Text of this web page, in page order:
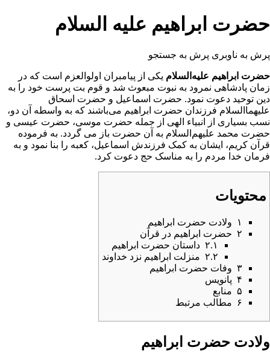
حضرت ابراهیم علیه السلام
پرش به ناوبری پرش به جستجو
حضرت ابراهیم علیه‌السلام یکی از پیامبران اولوالعزم است که در
زمان پادشاهی نمرود به نبوت مبعوث شد و قوم بت پرست خود را به
دین توحید دعوت نمود. حضرت اسماعیل و حضرت اسحاق
علیهماالسلام فرزندان حضرت ابراهیم می‌باشند که به واسطه آن دو،
نسب بسیاری از انبیاء الهی از جمله حضرت موسی، حضرت عیسی و
حضرت محمد علیهم‌السلام به آن حضرت باز می گردد. به فرموده
قرآن کریم، ایشان به کمک فرزندش اسماعیل، کعبه را بنا نمود و به
فرمان خدا مردم را به مناسک حج دعوت کرد.
محتویات
۱
ولادت حضرت ابراهیم
۲ حضرت ابراهیم در قرآن
۲.۱ داستان حضرت ابراهیم
۲.۲ منزلت ابراهیم نزد خداوند
۳ وفات حضرت ابراهیم
۴ پانویس
۵ منابع
۶
مطالب مرتبط
ولادت حضرت ابراهیم